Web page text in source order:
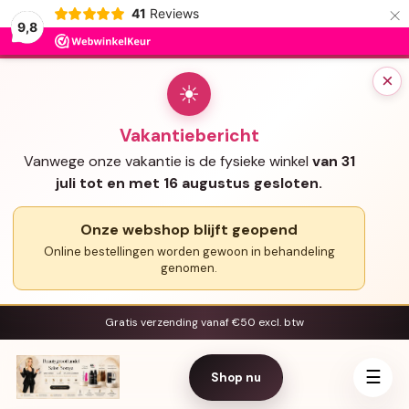
9,8
41 Reviews ×
×
☀
Vakantiebericht
Vanwege onze vakantie is de fysieke winkel van 31
juli tot en met 16 augustus gesloten.
Onze webshop blijft geopend
Online bestellingen worden gewoon in behandeling
genomen.
Gratis verzending vanaf €50 excl. btw
Shop nu ☰